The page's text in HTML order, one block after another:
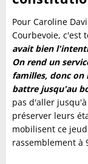
Pour Caroline
Courbevoie, c'est
avait bien
On rend un
familles, donc on
battre jusqu'au
pas d'aller
préserver leurs
mobilisent ce
rassemblement à